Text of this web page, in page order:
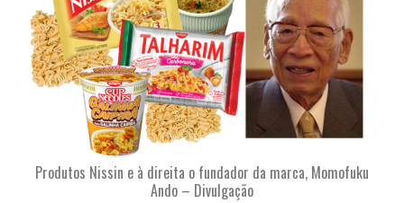
Produtos Nissin e à direita o fundador da marca, Momofuku
Ando – Divulgação